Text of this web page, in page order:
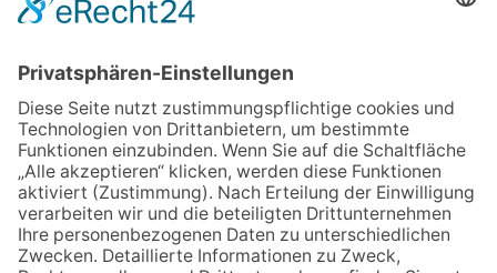
06.08.2026
Jugendchor Hochtaunus
Programm „Changes“
Sommerabend: Der Rettershof
lädt wieder zum Weinfest ein
06.08.2026
Hisamoto und Tölke begeistern
mit Werken von Walter
Wachsmuth
09.07.2026
Wasserampel steht auf Gelb: